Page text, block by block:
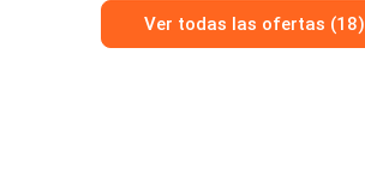
Ver todas las ofertas (18)